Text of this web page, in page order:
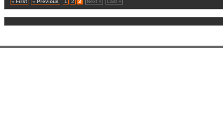
« First « Previous 1 2 3 Next » Last »